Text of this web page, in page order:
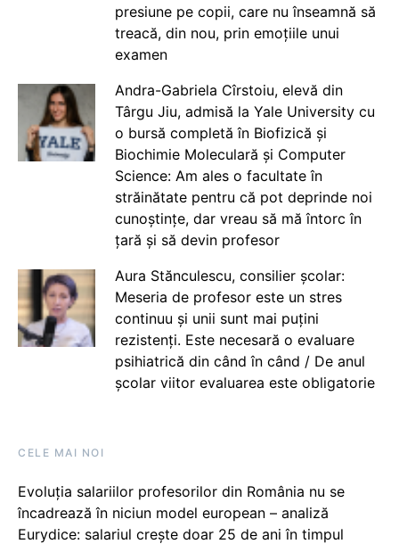
presiune pe copii, care nu înseamnă să
treacă, din nou, prin emoțiile unui
examen
Andra-Gabriela Cîrstoiu, elevă din
Târgu Jiu, admisă la Yale University cu
o bursă completă în Biofizică și
Biochimie Moleculară și Computer
Science: Am ales o facultate în
străinătate pentru că pot deprinde noi
cunoștințe, dar vreau să mă întorc în
țară și să devin profesor
Aura Stănculescu, consilier școlar:
Meseria de profesor este un stres
continuu și unii sunt mai puțini
rezistenți. Este necesară o evaluare
psihiatrică din când în când / De anul
școlar viitor evaluarea este obligatorie
CELE MAI NOI
Evoluția salariilor profesorilor din România nu se
încadrează în niciun model european – analiză
Eurydice: salariul crește doar 25 de ani în timpul